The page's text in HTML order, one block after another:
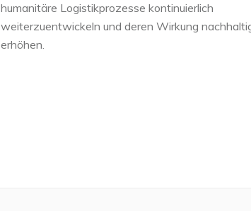
humanitäre Logistikprozesse kontinuierlich
weiterzuentwickeln und deren Wirkung
erhöhen.